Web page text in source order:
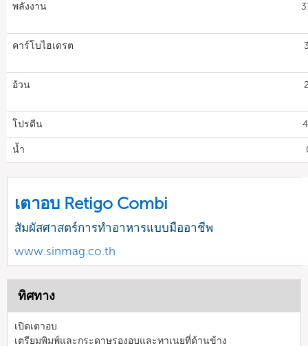
พลังงาน
คาร์โบไฮเดรต
อ้วน
โปรตีน
น้ำ
เตาอบ Retigo Combi
สัมผัสศาสตร์การทำอาหารแบบมืออาชีพ
www.sinmag.co.th
ทิศทาง
เปิดเตาอบ
เตรียมพิมพ์และกระดาษรองอบและทาเนยที่ด้านข้าง